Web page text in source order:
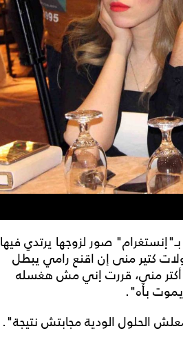
صور لزوجها يرتدي فيها
كتير منى إن اقنع رامي يبطل
أكتر مني، قررت إني مش هغسله
بأه".
الحلول الودية مجابتش نتيجة".